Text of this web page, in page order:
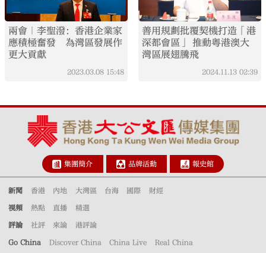
兩會｜李聖潑：香港企業家
應積極奮發 為灣區發展作
更大貢獻
2023.03.08 15:48
善用規劃批覆契機打造「港
深都會區」 推動粵港澳大
灣區展翅騰飛
2024.11.13 02:39
集團簡介 品牌活動 報史館
新聞 香港 內地 大灣區 台海 國際 財經
視頻 熱點 直播 精選
評論 社評 來論 港評論
Go China Discover China China Live Real China